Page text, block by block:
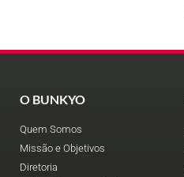
O BUNKYO
Quem Somos
Missão e Objetivos
Diretoria